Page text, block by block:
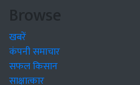
Browse
खबरें
कंपनी समाचार
सफल किसान
साक्षात्कार